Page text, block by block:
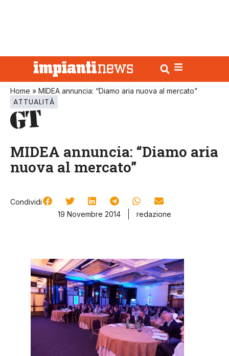
Home » MIDEA annuncia: “Diamo aria nuova al mercato”
ATTUALITÀ
MIDEA annuncia: “Diamo aria
nuova al mercato”
Condividi
19 Novembre 2014
redazione